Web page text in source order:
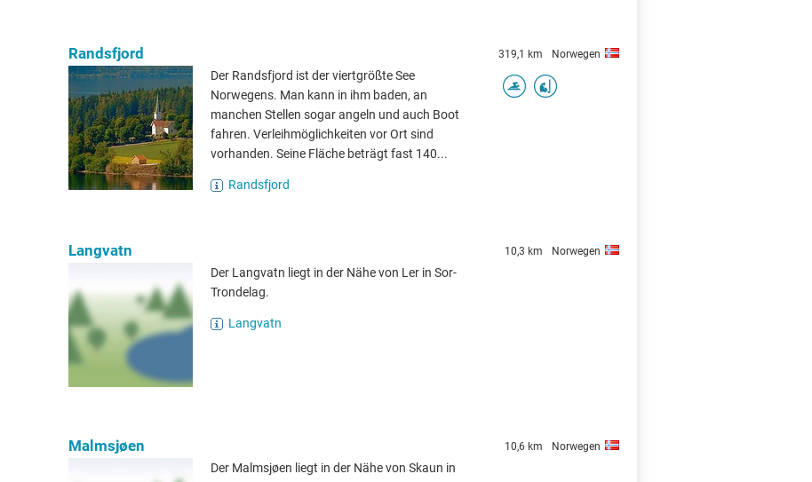
Randsfjord 319,1 km Norwegen
Der Randsfjord ist der viertgrößte See
Norwegens. Man kann in ihm baden, an
manchen Stellen sogar angeln und auch Boot
fahren. Verleihmöglichkeiten vor Ort sind
vorhanden. Seine Fläche beträgt fast 140...
Randsfjord
Langvatn 10,3 km Norwegen
Der Langvatn liegt in der Nähe von Ler in Sor-
Trondelag.
Langvatn
Malmsjøen 10,6 km Norwegen
Der Malmsjøen liegt in der Nähe von Skaun in